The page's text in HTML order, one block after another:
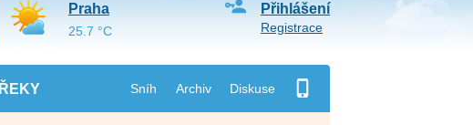
ŘEKY Sníh Archiv Diskuse
Přihlášení
Registrace
Praha
25.7 °C